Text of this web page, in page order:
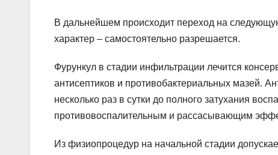
В дальнейшем происходит переход на
характер – самостоятельно разрешается.
Фурункул в стадии инфильтрации лечится
антисептиков и противобактериальных мазей.
несколько раз в сутки до полного затухания
противовоспалительным и рассасывающим
Из физиопроцедур на начальной стадии